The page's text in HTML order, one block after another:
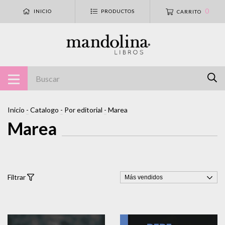
INICIO PRODUCTOS CARRITO 0
Inicio - Catalogo - Por editorial - Marea
Marea
Filtrar